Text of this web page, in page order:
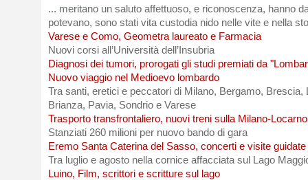
... meritano un saluto affettuoso, e riconoscenza, hanno
potevano, sono stati vita custodia nido nelle vite e nella
Varese e Como, Geometra laureato e Farmacia
Nuovi corsi all’Università dell’Insubria
Diagnosi dei tumori, prorogati gli studi premiati da
Nuovo viaggio nel Medioevo lombardo
Tra santi, eretici e peccatori di Milano, Bergamo, Brescia,
Brianza, Pavia, Sondrio e Varese
Trasporto transfrontaliero, nuovi treni sulla Milano-Locarno
Stanziati 260 milioni per nuovo bando di gara
Eremo Santa Caterina del Sasso, concerti e visite guidate
Tra luglio e agosto nella cornice affacciata sul Lago
Luino, Film, scrittori e scritture sul lago